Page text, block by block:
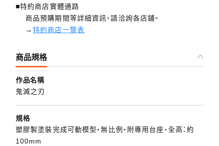
■特約商店實體通路
商品預購期間等詳細資訊，請洽詢各店鋪。
→特約商店一覽表
商品規格
作品名稱
鬼滅之刃
規格
塑膠製塗裝完成可動模型・無比例・附專用台座・全高：約
100mm